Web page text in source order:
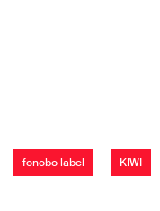
fonobo label KIWI